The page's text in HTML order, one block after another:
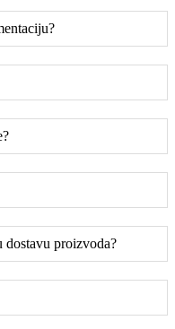
dostavu proizvoda?